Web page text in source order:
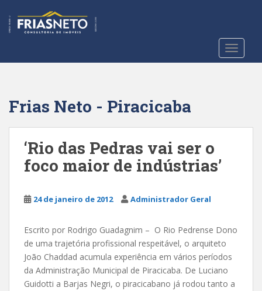
t
Frias Neto - Piracicaba
‘Rio das Pedras vai ser o
foco maior de indústrias’
24 de janeiro de 2012 Administrador Geral
Escrito por Rodrigo Guadagnim – O Rio Pedrense Dono
de uma trajetória profissional respeitável, o arquiteto
João Chaddad acumula experiência em vários períodos
da Administração Municipal de Piracicaba. De Luciano
Guidotti a Barjas Negri, o piracicabano já rodou tanto a